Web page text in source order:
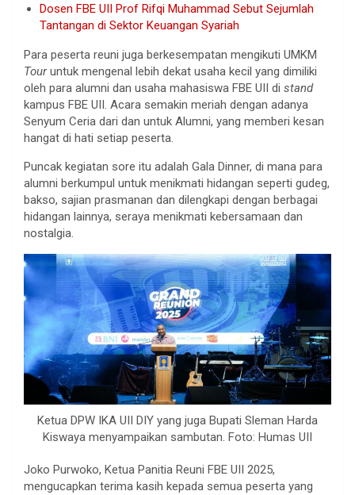
Dosen FBE UII Prof Rifqi Muhammad Sebut Sejumlah
Tantangan di Sektor Keuangan Syariah
Para peserta reuni juga berkesempatan mengikuti UMKM
Touruntuk mengenal lebih dekat usaha kecil yang dimiliki
oleh para alumni dan usaha mahasiswa FBE UII di stand
kampus FBE UII. Acara semakin meriah dengan adanya
Senyum Ceria dari dan untuk Alumni, yang memberi kesan
hangat di hati setiap peserta.
Puncak kegiatan sore itu adalah Gala Dinner, di mana para
alumni berkumpul untuk menikmati hidangan seperti gudeg,
bakso, sajian prasmanan dan dilengkapi dengan berbagai
hidangan lainnya, seraya menikmati kebersamaan dan
nostalgia.
Ketua DPW IKA UII DIY yang juga Bupati Sleman Harda
Kiswaya menyampaikan sambutan. Foto: Humas UII
Joko Purwoko, Ketua Panitia Reuni FBE UII 2025,
mengucapkan terima kasih kepada semua peserta yang